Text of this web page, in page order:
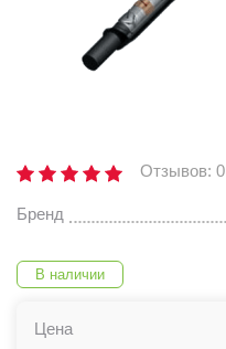
Отзывов: 0
Бренд
В наличии
Цена